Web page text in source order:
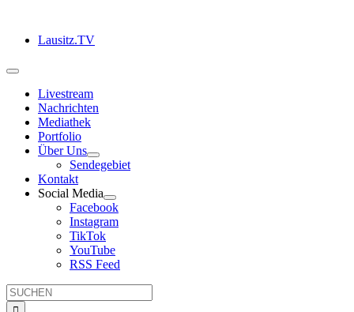
springenLausitz.TV
Toggle
NavigationLivestream
Nachrichten
Mediathek
Portfolio
Über Uns
Sendegebiet
Kontakt
Social Media
Facebook
Instagram
TikTok
YouTube
RSS Feed
Suche
nach: